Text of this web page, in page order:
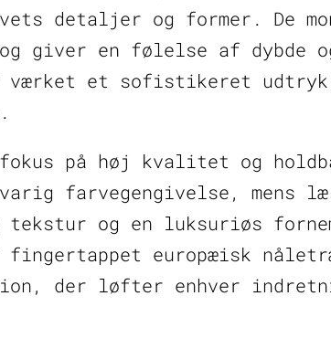
detaljer og former. De
giver en følelse af dybde og
værket et sofistikeret
på høj kvalitet og
farvegengivelse, mens
og en luksuriøs
fingertappet europæisk
der løfter enhver